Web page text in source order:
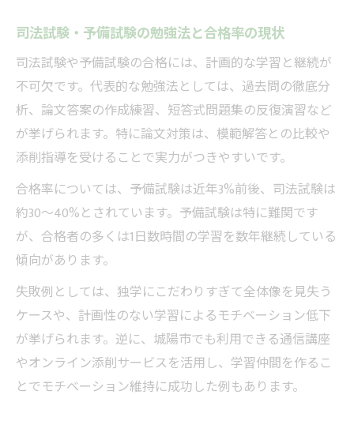
司法試験・予備試験の勉強法と合格率の現状
司法試験や予備試験の合格には、計画的な学習と継続が
不可欠です。代表的な勉強法としては、過去問の徹底分
析、論文答案の作成練習、短答式問題集の反復演習など
が挙げられます。特に論文対策は、模範解答との比較や
添削指導を受けることで実力がつきやすいです。
合格率については、予備試験は近年3%前後、司法試験は
約30〜40%とされています。予備試験は特に難関です
が、合格者の多くは1日数時間の学習を数年継続している
傾向があります。
失敗例としては、独学にこだわりすぎて全体像を見失う
ケースや、計画性のない学習によるモチベーション低下
が挙げられます。逆に、城陽市でも利用できる通信講座
やオンライン添削サービスを活用し、学習仲間を作るこ
とでモチベーション維持に成功した例もあります。